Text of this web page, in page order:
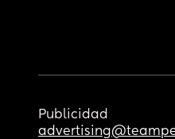
Publicidad